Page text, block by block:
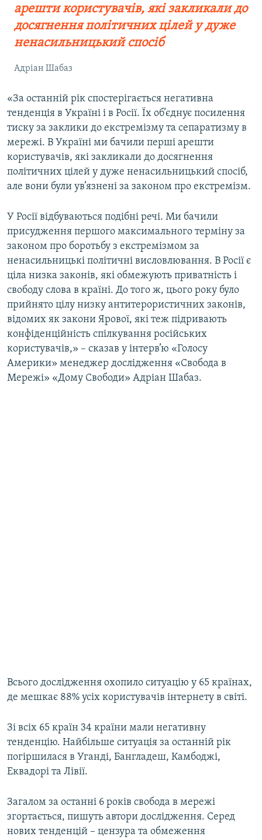
арешти користувачів, які закликали до
досягнення політичних цілей у дуже
ненасильницький спосіб
Адріан Шабаз
«За останній рік спостерігається негативна
тенденція в Україні і в Росії. Їх об’єднує посилення
тиску за заклики до екстремізму та сепаратизму в
мережі. В Україні ми бачили перші арешти
користувачів, які закликали до досягнення
політичних цілей у дуже ненасильницький спосіб,
але вони були ув’язнені за законом про екстремізм.
У Росії відбуваються подібні речі. Ми бачили
присудження першого максимального терміну за
законом про боротьбу з екстремізмом за
ненасильницькі політичні висловлювання. В Росії є
ціла низка законів, які обмежують приватність і
свободу слова в країні. До того ж, цього року було
прийнято цілу низку антитерористичних законів,
відомих як закони Ярової, які теж підривають
конфіденційність спілкування російських
користувачів,» – сказав у інтерв’ю «Голосу
Америки» менеджер дослідження «Свобода в
Мережі» «Дому Свободи» Адріан Шабаз.
Всього дослідження охопило ситуацію у 65 країнах,
де мешкає 88% усіх користувачів інтернету в світі.
Зі всіх 65 країн 34 країни мали негативну
тенденцію. Найбільше ситуація за останній рік
погіршилася в Уганді, Бангладеш, Камбоджі,
Еквадорі та Лівії.
Загалом за останні 6 років свобода в мережі
згортається, пишуть автори дослідження. Серед
нових тенденцій – цензура та обмеження